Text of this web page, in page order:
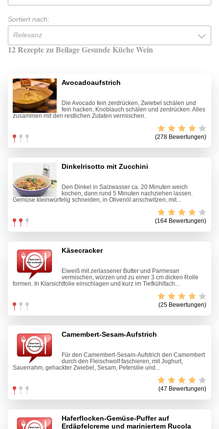
Sortiert nach:
Relevanz
12 Rezepte zu Beilage Gesunde Küche Wein
Avocadoaufstrich
Die Avocado fein zerdrücken, Zwiebel schälen und
fein hacken, Knoblauch schälen und zerdrücken. Alles
zusammen mit den restlichen Zutaten vermischen.
(278 Bewertungen)
Dinkelrisotto mit Zucchini
Den Dinkel in Salzwasser ca. 20 Minuten weich
kochen, dann rund 5 Minuten nachziehen lassen.
Gemüse kleinwürfelig schneiden, in Olivenöl anschwitzen, mit...
(164 Bewertungen)
Käsecracker
Eiweiß mit zerlassener Butter und Parmesan
vermischen, würzen und zu einer 3 cm dicken Rolle
formen. In Klarsichtfolie einschlagen und kurz im Tiefkühlfach...
(25 Bewertungen)
Camembert-Sesam-Aufstrich
Für den Camembert-Sesam-Aufstrich den Camembert
durch den Fleischwolf faschieren, mit Joghurt,
Sauerrahm, gehackter Zwiebel, Sesam, Petersilie und...
(47 Bewertungen)
Haferflocken-Gemüse-Puffer auf
Erdäpfelcreme und mariniertem Rucola